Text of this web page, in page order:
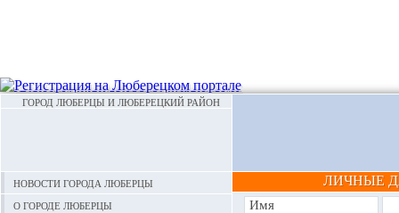
ГОРОД ЛЮБЕРЦЫ И ЛЮБЕРЕЦКИЙ РАЙОН
Новости города Люберцы
О городе Люберцы
ЛИЧНЫЕ